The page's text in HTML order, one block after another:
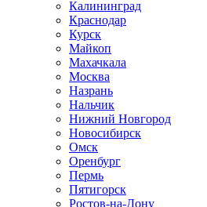
Калининград
Краснодар
Курск
Майкоп
Махачкала
Москва
Назрань
Нальчик
Нижний Новгород
Новосибирск
Омск
Оренбург
Пермь
Пятигорск
Ростов-на-Дону